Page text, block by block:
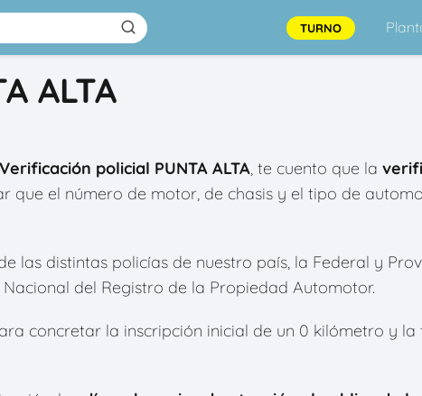
TURNO
ALTA
Verificación policial PUNTA ALTA, te cuento que la
que el número de motor, de chasis y el tipo de
las distintas policías de nuestro país, la Federal y
del Registro de la Propiedad Automotor.
concretar la inscripción inicial de un 0 kilómetro y